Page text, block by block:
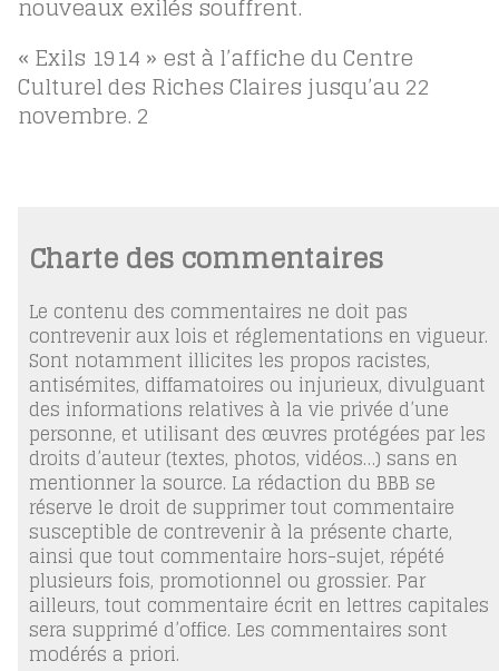
« Exils 1914 » est à l’affiche du Centre
Culturel des Riches Claires jusqu’au 22
novembre. 2
Charte des commentaires
Le contenu des commentaires ne doit pas
contrevenir aux lois et réglementations en vigueur.
Sont notamment illicites les propos racistes,
antisémites, diffamatoires ou injurieux, divulguant
des informations relatives à la vie privée d’une
personne, et utilisant des œuvres protégées par les
droits d’auteur (textes, photos, vidéos…) sans en
mentionner la source. La rédaction du BBB se
réserve le droit de supprimer tout commentaire
susceptible de contrevenir à la présente charte,
ainsi que tout commentaire hors-sujet, répété
plusieurs fois, promotionnel ou grossier. Par
ailleurs, tout commentaire écrit en lettres capitales
sera supprimé d’office. Les commentaires sont
modérés a priori.